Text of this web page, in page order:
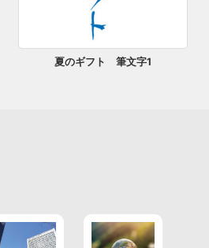
夏のギフト 筆文字1